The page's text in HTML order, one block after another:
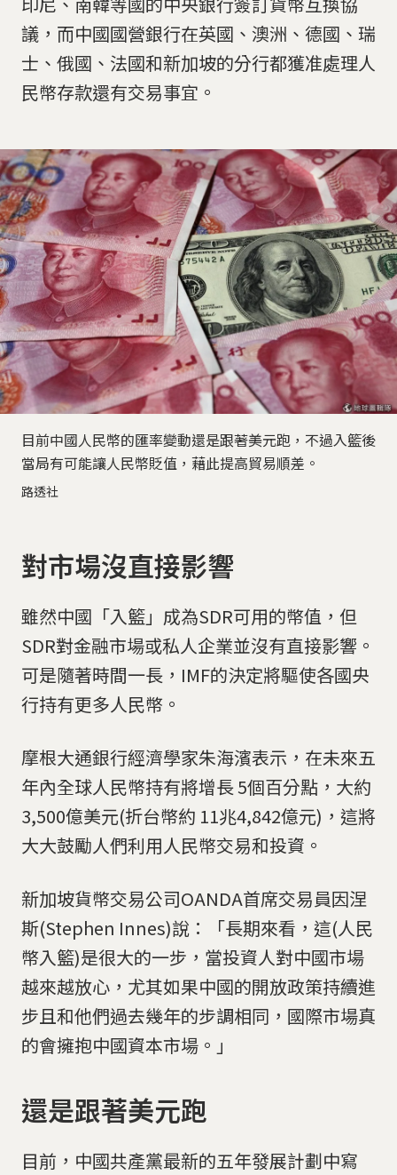
議，而中國國營銀行在英國、澳洲、德國、瑞
士、俄國、法國和新加坡的分行都獲准處理人
民幣存款還有交易事宜。
目前中國人民幣的匯率變動還是跟著美元跑，不過入籃後
當局有可能讓人民幣貶值，藉此提高貿易順差。
路透社
對市場沒直接影響
雖然中國「入籃」成為SDR可用的幣值，但
SDR對金融市場或私人企業並沒有直接影響。
可是隨著時間一長，IMF的決定將驅使各國央
行持有更多人民幣。
摩根大通銀行經濟學家朱海濱表示，在未來五
年內全球人民幣持有將增長 5個百分點，大約
3,500億美元(折台幣約 11兆4,842億元)，這將
大大鼓勵人們利用人民幣交易和投資。
新加坡貨幣交易公司OANDA首席交易員因涅
斯(Stephen Innes)說：「長期來看，這(人民
幣入籃)是很大的一步，當投資人對中國市場
越來越放心，尤其如果中國的開放政策持續進
步且和他們過去幾年的步調相同，國際市場真
的會擁抱中國資本市場。」
還是跟著美元跑
目前，中國共產黨最新的五年發展計劃中寫